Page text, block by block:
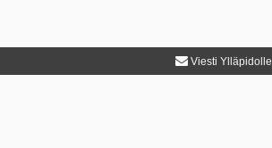
Viesti Ylläpidolle